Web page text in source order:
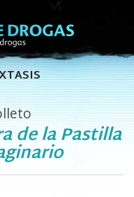
de la Pastilla